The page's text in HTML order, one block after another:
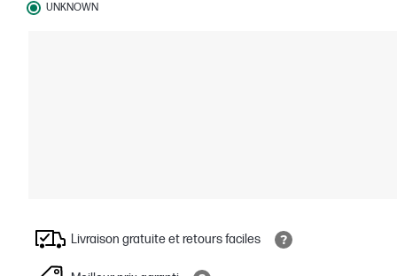
UNKNOWN
Livraison gratuite et retours faciles